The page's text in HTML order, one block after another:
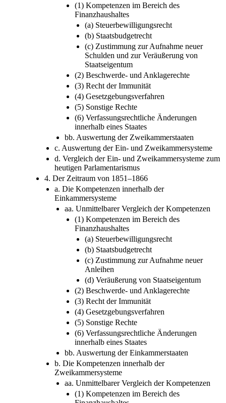
(1) Kompetenzen im Bereich des
Finanzhaushaltes
(a) Steuerbewilligungsrecht
(b) Staatsbudgetrecht
(c) Zustimmung zur Aufnahme neuer
Schulden und zur Veräußerung von
Staatseigentum
(2) Beschwerde- und Anklagerechte
(3) Recht der Immunität
(4) Gesetzgebungsverfahren
(5) Sonstige Rechte
(6) Verfassungsrechtliche Änderungen
innerhalb eines Staates
bb. Auswertung der Zweikammerstaaten
c. Auswertung der Ein- und Zweikammersysteme
d. Vergleich der Ein- und Zweikammersysteme zum
heutigen Parlamentarismus
4. Der Zeitraum von 1851–1866
a. Die Kompetenzen innerhalb der
Einkammersysteme
aa. Unmittelbarer Vergleich der Kompetenzen
(1) Kompetenzen im Bereich des
Finanzhaushaltes
(a) Steuerbewilligungsrecht
(b) Staatsbudgetrecht
(c) Zustimmung zur Aufnahme neuer
Anleihen
(d) Veräußerung von Staatseigentum
(2) Beschwerde- und Anklagerechte
(3) Recht der Immunität
(4) Gesetzgebungsverfahren
(5) Sonstige Rechte
(6) Verfassungsrechtliche Änderungen
innerhalb eines Staates
bb. Auswertung der Einkammerstaaten
b. Die Kompetenzen innerhalb der
Zweikammersysteme
aa. Unmittelbarer Vergleich der Kompetenzen
(1) Kompetenzen im Bereich des